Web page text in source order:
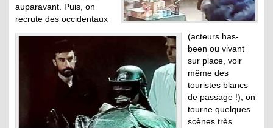
auparavant. Puis, on
recrute des occidentaux
(acteurs has-
been ou vivant
sur place, voir
même des
touristes blancs
de passage !), on
tourne quelques
scènes très